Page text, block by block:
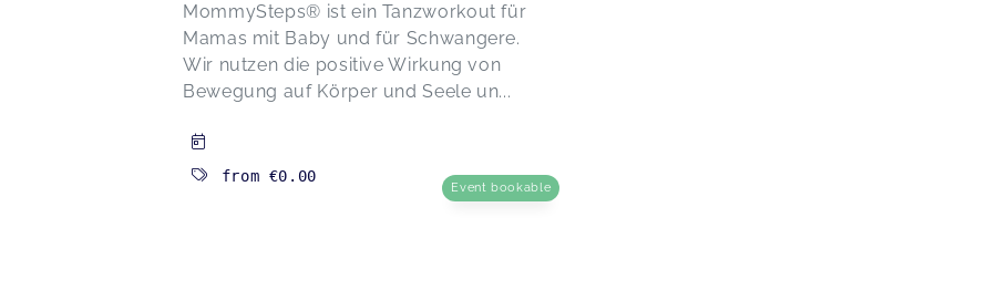
MommySteps® ist ein Tanzworkout für
Mamas mit Baby und für Schwangere.
Wir nutzen die positive Wirkung von
Bewegung auf Körper und Seele un...
from €0.00
Event bookable